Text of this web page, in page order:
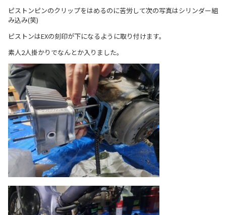
ピストンピンのクリップをはめるのに苦労して次の写真はシリンダー組
み込み(笑)
ピストンはEXの刻印が下になるように取り付けます。
素人2人掛かりでなんとか入りました。